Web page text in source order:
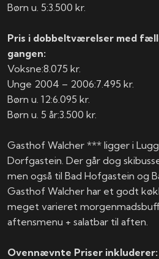
Børn u. 5:​​​​3.500 kr.
Pris i dobbeltværelser med
gangen:
Voksne:​​​​8.075 kr.
Unge 2004 – 2006:​7.495 kr.
Børn u. 12:​​​6.095 kr.
Børn u. 5 år:​​3.500 kr.
Gasthof Walcher *** ligger i
Dorfgastein. Der går dog
men også til Bad Hofgastein og
Gasthof Walcher har et godt
meget varieret
aftensmenu + salatbar til aften.​​​​
​Ovennævnte Priser inkluderer: